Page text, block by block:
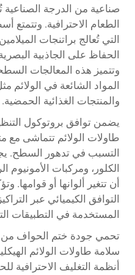
صناعية من الدرجة
الطعام الاحترافية. وتتمتع
التي تُعالج براتنجات
الحفاظ على الجاذبية
وتتميز هذه المعالجات
المواد الشائعة في الولائم
والمنتجات الغذائية الحمضية.
يضمن توافق بروتوكول
طاولات الولائم تتماشى مع
التسبب في تدهور السطح.
الكلور، ومركبات
أن تتغير ألوانها أو قوامها.
التوافق الكيميائي عبر
المستخدمة في التطبيقات
تحمي جودة ختم الحواف من
سلامة طاولات الولائم
أنظمة التغليف الاحترافية